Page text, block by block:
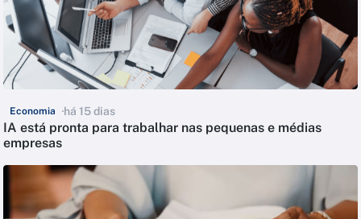
Economia há 15 dias
IA está pronta para trabalhar nas pequenas e médias
empresas